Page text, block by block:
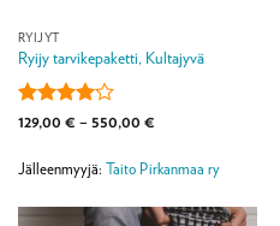
RYIJYT
Ryijy tarvikepaketti, Kultajyvä
Arvostelu
4 / 5
129,00 € – 550,00 €Hintaluokka:
550,00 €
Jälleenmyyjä: Taito Pirkanmaa ry